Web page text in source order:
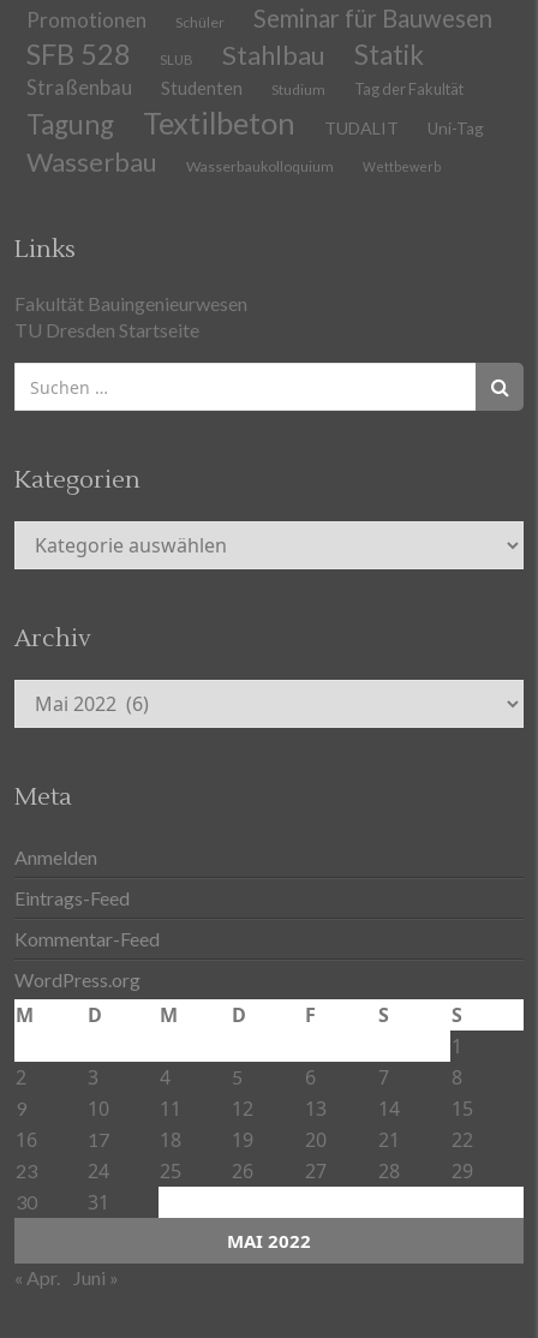
Promotionen Schüler Seminar für Bauwesen
SFB 528 SLUB Stahlbau Statik
Straßenbau Studenten Studium Tag der Fakultät
Tagung Textilbeton TUDALIT Uni-Tag
Wasserbau Wasserbaukolloquium Wettbewerb
Links
Fakultät Bauingenieurwesen
TU Dresden Startseite
nach:
Kategorien
Kategorien
Archiv
Archiv
Meta
Anmelden
Eintrags-Feed
Kommentar-Feed
WordPress.org
MAI 2022
M D M D F S
S
1
2
3 4 5 6 7 8
9 10 11 12 13 14
15
16
17 18 19 20 21 22
23 24 25 26 27 28 29
30 31
« Apr. Juni »